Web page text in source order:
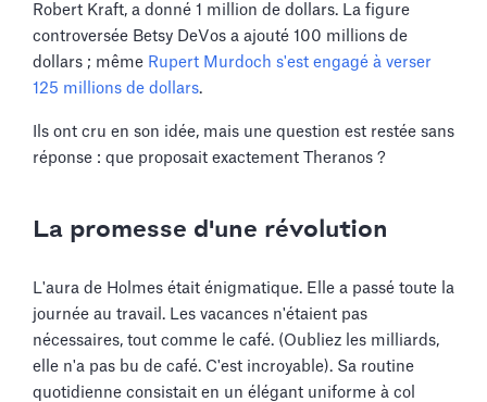
Robert Kraft, a donné 1 million de dollars. La figure
controversée Betsy DeVos a ajouté 100 millions de
dollars ; même Rupert Murdoch s'est engagé à verser
125 millions de dollars.
Ils ont cru en son idée, mais une question est restée sans
réponse : que proposait exactement Theranos ?
La promesse d'une révolution
L'aura de Holmes était énigmatique. Elle a passé toute la
journée au travail. Les vacances n'étaient pas
nécessaires, tout comme le café. (Oubliez les milliards,
elle n'a pas bu de café. C'est incroyable). Sa routine
quotidienne consistait en un élégant uniforme à col